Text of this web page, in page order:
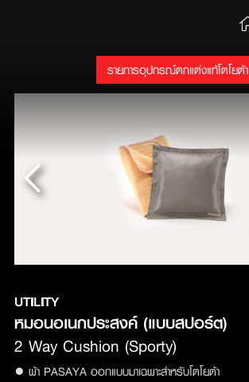
รายการอุปกรณ์ตกแต่งแท้โตโยต้า
UTILITY
หมอนอเนกประสงค์ (แบบสปอร์ต)
2 Way Cushion (Sporty)
● ผ้า PASAYA ออกแบบมาเฉพาะสำหรับโตโยต้า